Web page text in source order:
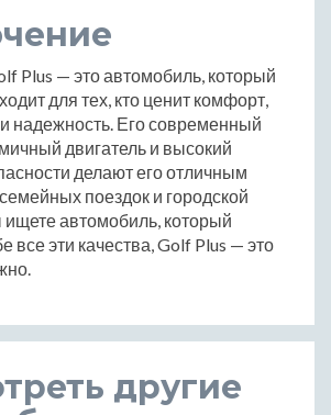
Plus — это автомобиль, который
для тех, кто ценит комфорт,
и надежность. Его современный
двигатель и высокий
делают его отличным
поездок и городской
автомобиль, который
все эти качества, Golf Plus — это
другие